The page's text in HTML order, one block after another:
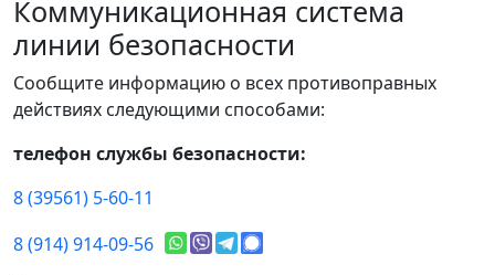
Коммуникационная система
линии безопасности
Сообщите информацию о всех противоправных
действиях следующими способами:
телефон службы безопасности:
8 (39561) 5-60-11
8 (914) 914-09-56